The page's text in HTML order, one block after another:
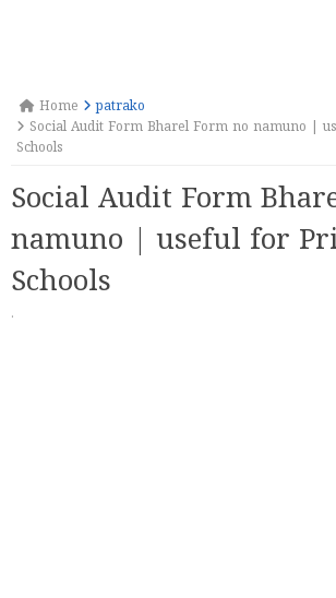
Home
patrako
Social Audit Form Bharel Form no namuno |
Schools
Social Audit Form
namuno | useful for
Schools
·